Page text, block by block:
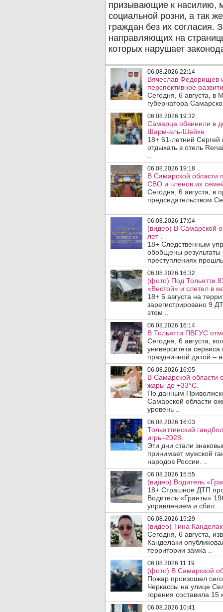
06.08.2026 22:14
Вячеслав Федорищев
перспективное
Сегодня, 6 августа, в
губернатора
06.08.2026 19:32
Самарца обвинили в
Шарм-эль-Шейхе.
18+ 61-летний
отдыхать в отель
06.08.2026 19:18
В Самарской области
СВО и членов их
Сегодня, 6 августа, в
председательством
06.08.2026 17:04
(видео) В Самарской
лет .
18+ Следственным
обобщены результаты
преступлениях
06.08.2026 16:32
(фото) Под Тольятти
«Вестой» и слетел в
18+ 5 августа на
зарегистрировано 9
этом ..
06.08.2026 16:14
В Тольятти ПВГУС
Сегодня, 6 августа,
университета
праздничной датой –
06.08.2026 16:05
В Самарской области
жары до +33°C.
По данным
Самарской области
уровень ..
06.08.2026 16:03
Тольяттинский
игры-2028.
Эти дни стали
принимает мужской
народов России. ..
06.08.2026 15:55
(видео) Водитель
18+ Страшное ДТП
Водитель «Гранты»
управлением и сбил ..
06.08.2026 15:29
(видео) Тина
Сегодня, 6 августа,
Канделаки
территории замка ..
06.08.2026 11:19
(фото) В Самарской
Пожар произошел
Черкассы на улице
горения составила 15
06.08.2026 10:41